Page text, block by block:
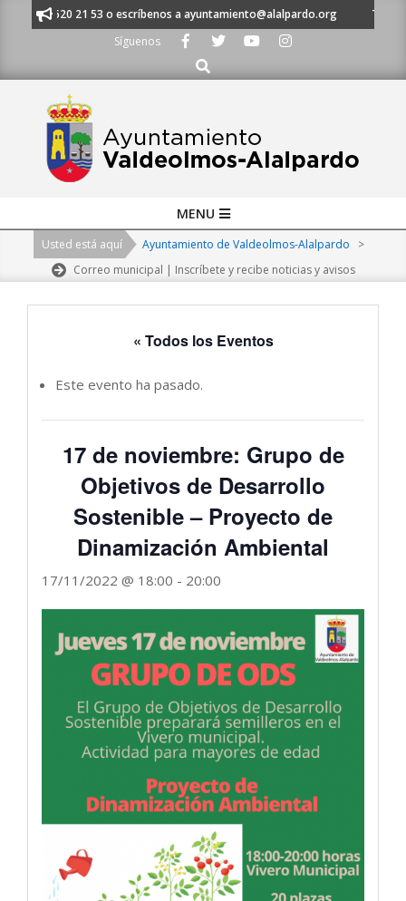
al 91 620 21 53 o escríbenos a ayuntamiento@alalpardo.org
TE
Síguenos
Buscar
Navigation
MENU
Usted está aquí Ayuntamiento de Valdeolmos-Alalpardo
>
Correo municipal | Inscríbete y recibe noticias y avisos
« Todos los Eventos
Este evento ha pasado.
17 de noviembre: Grupo de
Objetivos de Desarrollo
Sostenible – Proyecto de
Dinamización Ambiental
17/11/2022 @ 18:00 - 20:00